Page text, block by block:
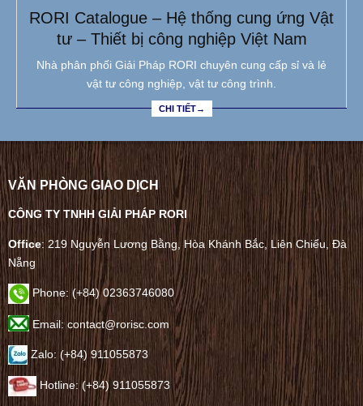
RORI Catalogue – Hệ thống cung ứng Vật
tư – Thiết bị công nghiệp Việt Nam
Nhà phân phối Giải Pháp RORI chuyên cung cấp sỉ và lẻ
vật tư công nghiệp, vật tư công trình.
CHI TIẾT→
VĂN PHÒNG GIAO DỊCH
CÔNG TY TNHH GIẢI PHÁP RORI
Office: 219 Nguyễn Lương Bằng, Hòa Khánh Bắc, Liên Chiểu, Đà
Nẵng
Phone:(+84) 02363746080
Email: contact@rorisc.com
Zalo: (+84) 911055873
Hotline: (+84) 911055873